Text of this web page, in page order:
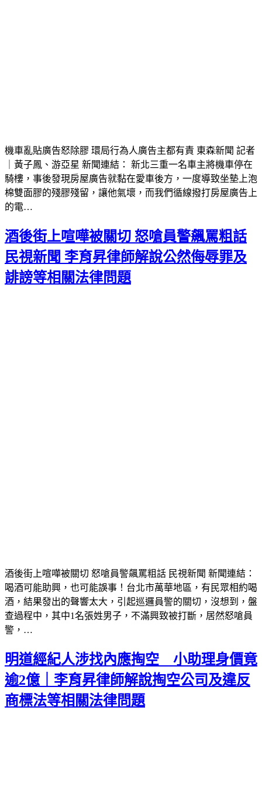
機車亂貼廣告怒除膠 環局行為人廣告主都有責 東森新聞 記者
｜黃子鳳、游亞星 新聞連結： 新北三重一名車主將機車停在
騎樓，事後發現房屋廣告就黏在愛車後方，一度導致坐墊上泡
棉雙面膠的殘膠殘留，讓他氣壞，而我們循線撥打房屋廣告上
的電…
酒後街上喧嘩被關切 怒嗆員警飆罵粗話
民視新聞 李育昇律師解說公然侮辱罪及
誹謗等相關法律問題
酒後街上喧嘩被關切 怒嗆員警飆罵粗話 民視新聞 新聞連結：
喝酒可能助興，也可能誤事！台北市萬華地區，有民眾相約喝
酒，結果發出的聲響太大，引起巡邏員警的關切，沒想到，盤
查過程中，其中1名張姓男子，不滿興致被打斷，居然怒嗆員
警，…
明道經紀人涉找內應掏空 小助理身價竟
逾2億｜李育昇律師解說掏空公司及違反
商標法等相關法律問題